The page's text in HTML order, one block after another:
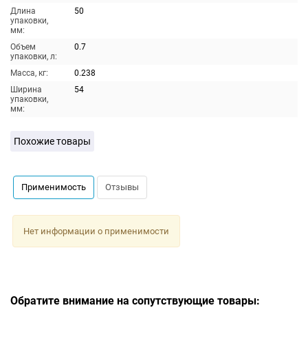
Длина
упаковки,
мм:
50
Объем
упаковки, л:
0.7
Масса, кг:
0.238
Ширина
упаковки,
мм:
54
Похожие товары
Применимость Отзывы
Нет информации о применимости
Обратите внимание на сопутствующие товары: